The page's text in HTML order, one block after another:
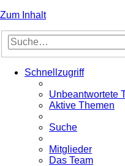
Zum Inhalt
Schnellzugriff
Unbeantwortete
Aktive Themen
Suche
Mitglieder
Das Team